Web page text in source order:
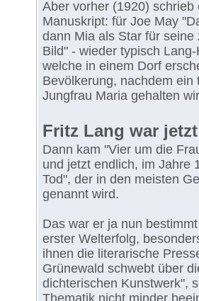
Aber vorher (1920)
Manuskript: für Joe May
dann Mia als Star für
Bild" - wieder typisch
welche in einem Dorf
Bevölkerung, nachdem
Jungfrau Maria gehalten
Fritz Lang war
Dann kam "Vier um die
und jetzt endlich, im Jahre
Tod", der in den meisten
genannt wird.
Das war er ja nun
erster Welterfolg,
ihnen die literarische
Grünewald schwebt über
dichterischen Kunstwerk",
Thematik nicht minder